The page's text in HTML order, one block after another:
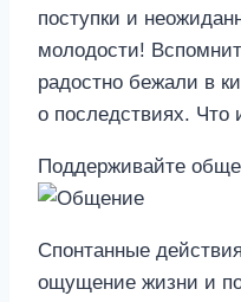
поступки и
молодости!
радостно бежали в
о последствиях. Что
Поддерживайте
Спонтанные
ощущение жизни и